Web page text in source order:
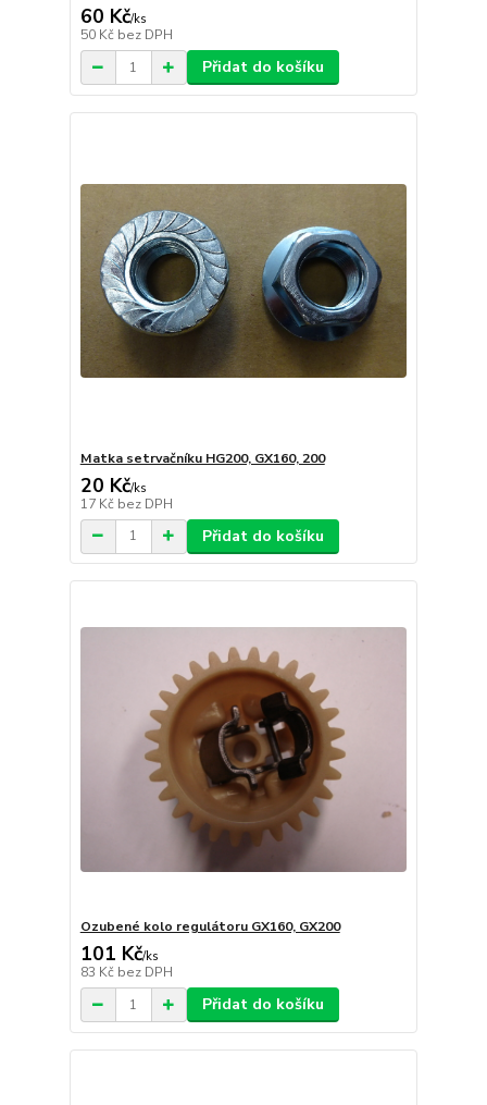
60 Kč/ks
50 Kč bez DPH
Přidat do košíku
Matka setrvačníku HG200, GX160, 200
20 Kč/ks
17 Kč bez DPH
Přidat do košíku
Ozubené kolo regulátoru GX160, GX200
101 Kč/ks
83 Kč bez DPH
Přidat do košíku